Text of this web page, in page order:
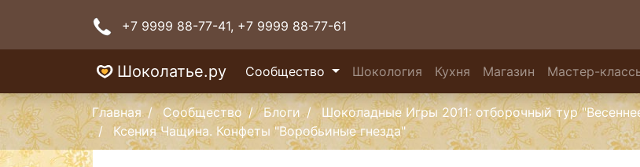
+7 9999 88-77-41, +7 9999 88-77-61
Шоколатье.ру Сообщество Шокология Кухня Магазин Мастер-
Главная Сообщество Блоги Шоколадные Игры 2011: отборочный тур
Ксения Чащина. Конфеты "Воробьиные гнезда"